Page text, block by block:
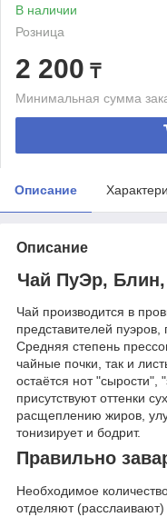
В наличии
Розница
2 200 ₸
Минимальная сумма
Описание
Описание
Чай ПуЭр,
Чай производится в
представителей
Средняя степень
чайные почки, так и
остаётся нот "сырости",
присутствуют оттенки
расщеплению жиров,
тонизирует и бодрит.
Правильно
Необходимое
отделяют